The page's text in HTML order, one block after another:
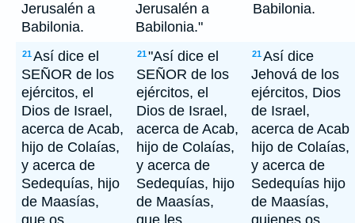
Jerusalén a
Babilonia.
Jerusalén a
Babilonia."
Babilonia.
21Así dice el
SEÑOR de los
ejércitos, el
Dios de Israel,
acerca de Acab,
hijo de Colaías,
y acerca de
Sedequías, hijo
de Maasías,
que os
21"Así dice el
SEÑOR de los
ejércitos, el
Dios de Israel,
acerca de Acab,
hijo de Colaías,
y acerca de
Sedequías, hijo
de Maasías,
que les
21Así dice
Jehová de los
ejércitos, Dios
de Israel,
acerca de Acab
hijo de Colaías,
y acerca de
Sedequías hijo
de Maasías,
quienes os